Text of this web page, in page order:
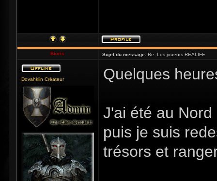
Bioris Sujet du message: Re: Les joueurs REALIFE
Dovahkiin Créateur Quelques
J'ai été au
puis je suis
trésors et